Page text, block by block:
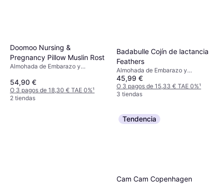
Doomoo Nursing &
Pregnancy Pillow Muslin Rost
Almohada de Embarazo y
Poliéster, Algodón
54,90 €
O 3 pagos de 18,30 € TAE 0%¹
2 tiendas
Badabulle Cojín de lactancia
Feathers
Almohada de Embarazo y
Lactancia, Material: Poliamida
45,99 €
O 3 pagos de 15,33 € TAE 0%¹
3 tiendas
Tendencia
Cam Cam Copenhagen